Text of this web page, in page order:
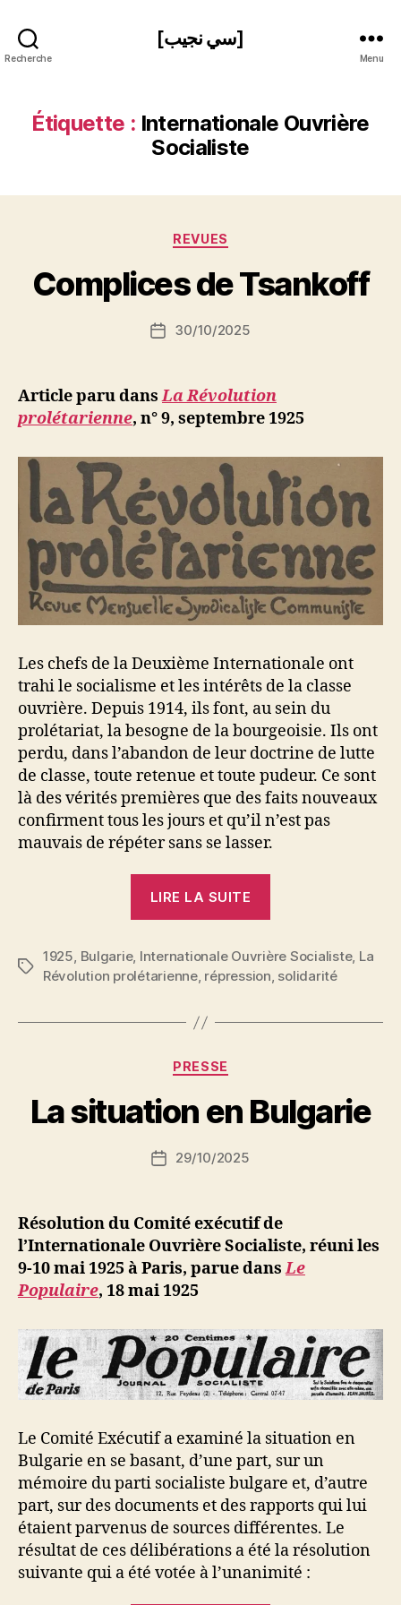
Recherche
[سي نجيب]
Menu
Étiquette : Internationale Ouvrière
Socialiste
Catégories
REVUES
Complices de Tsankoff
Auteur
de
S
N
ji
b
Date30/10/2025
Article paru dansLa Révolution
prolétarienne, n° 9, septembre 1925
Les chefs de la Deuxième Internationale ont
trahi le socialisme et les intérêts de la classe
ouvrière. Depuis 1914, ils font, au sein du
prolétariat, la besogne de la bourgeoisie. Ils ont
perdu, dans l’abandon de leur doctrine de lutte
de classe, toute retenue et toute pudeur. Ce sont
là des vérités premières que des faits nouveaux
confirment tous les jours et qu’il n’est pas
mauvais de répéter sans se lasser.
LIRE LA SUITE
Étiquettes
1925, Bulgarie, Internationale Ouvrière Socialiste, La
Révolution prolétarienne, répression, solidarité
Catégories
PRESSE
La situation en Bulgarie
Auteur
de
S
N
ji
Date29/10/2025
Résolution du Comité exécutif de
l’Internationale Ouvrière Socialiste, réuni les
9-10 mai 1925 à Paris, parue dansLe
Populaire, 18 mai 1925
Le Comité Exécutif a examiné la situation en
Bulgarie en se basant, d’une part, sur un
mémoire du parti socialiste bulgare et, d’autre
part, sur des documents et des rapports qui lui
étaient parvenus de sources différentes. Le
résultat de ces délibérations a été la résolution
suivante qui a été votée à l’unanimité :